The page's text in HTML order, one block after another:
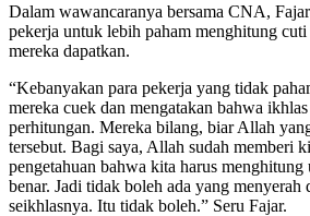
Dalam wawancaranya bersama CNA,
pekerja untuk lebih paham menghitung
mereka dapatkan.
“Kebanyakan para pekerja yang tidak
mereka cuek dan mengatakan bahwa
perhitungan. Mereka bilang, biar Allah
tersebut. Bagi saya, Allah sudah memberi
pengetahuan bahwa kita harus menghitung
benar. Jadi tidak boleh ada yang menyerah
seikhlasnya. Itu tidak boleh.” Seru Fajar.